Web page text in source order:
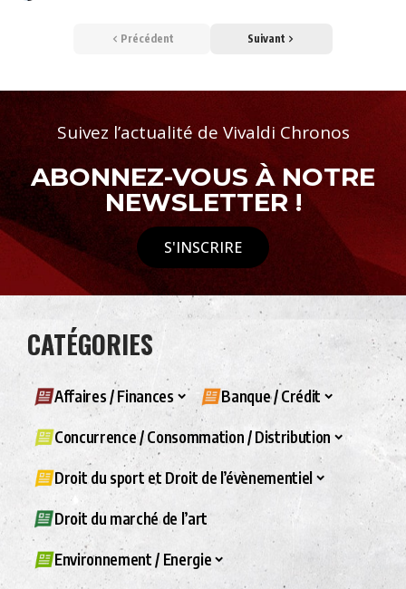
Précédent Suivant
Suivez l’actualité de Vivaldi Chronos
ABONNEZ-VOUS À NOTRE
NEWSLETTER !
S'INSCRIRE
CATÉGORIES
Affaires / Finances Banque / Crédit
Concurrence / Consommation / Distribution
Droit du sport et Droit de l’évènementiel
Droit du marché de l’art
Environnement / Energie